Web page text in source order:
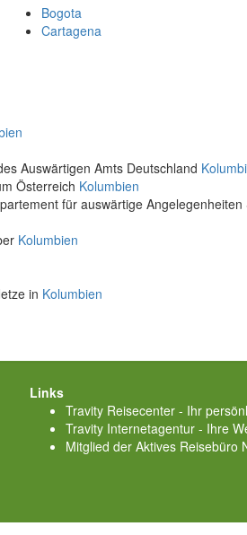
Bogota
Cartagena
Auswärtigen Amts Deutschland
Österreich Kolumbien
für auswärtige Angelegenheiten
Kolumbien
in Kolumbien
Links
Travity Reisecenter - Ihr
Travity Internetagentur - Ihre
Mitglied der Aktives Reisebüro